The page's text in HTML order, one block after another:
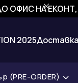
ОФИС НА
2025Доставка
(PRE-ORDER)